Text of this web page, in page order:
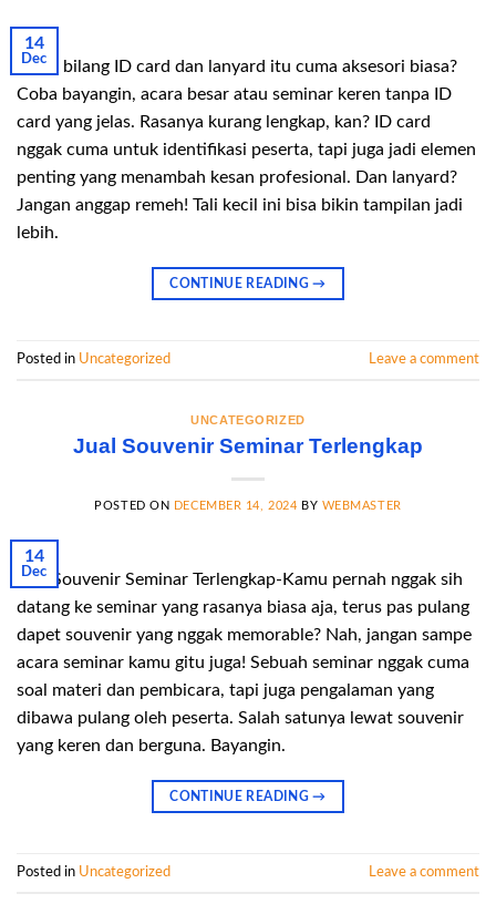
14
Dec
Siapa bilang ID card dan lanyard itu cuma aksesori biasa?
Coba bayangin, acara besar atau seminar keren tanpa ID
card yang jelas. Rasanya kurang lengkap, kan? ID card
nggak cuma untuk identifikasi peserta, tapi juga jadi elemen
penting yang menambah kesan profesional. Dan lanyard?
Jangan anggap remeh! Tali kecil ini bisa bikin tampilan jadi
lebih.
CONTINUE READING→
Posted in Uncategorized Leave a comment
UNCATEGORIZED
Jual Souvenir Seminar Terlengkap
POSTED ON DECEMBER 14, 2024 BY WEBMASTER
14
Dec
Jual Souvenir Seminar Terlengkap-Kamu pernah nggak sih
datang ke seminar yang rasanya biasa aja, terus pas pulang
dapet souvenir yang nggak memorable? Nah, jangan sampe
acara seminar kamu gitu juga! Sebuah seminar nggak cuma
soal materi dan pembicara, tapi juga pengalaman yang
dibawa pulang oleh peserta. Salah satunya lewat souvenir
yang keren dan berguna. Bayangin.
CONTINUE READING→
Posted in Uncategorized Leave a comment